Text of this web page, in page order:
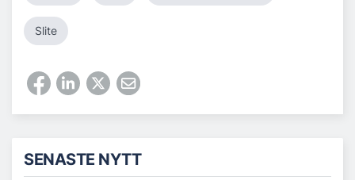
Slite
SENASTE NYTT